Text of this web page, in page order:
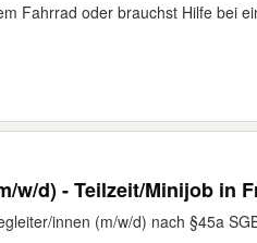
Fahrrad oder brauchst Hilfe bei
w/d) - Teilzeit/Minijob in
innen (m/w/d) nach §45a